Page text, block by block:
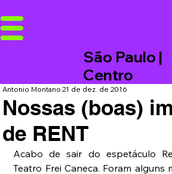
São Paulo |
Centro
Nossas (boas)
de RENT
Antonio Montano21 de dez. de 2016
Acabo de sair do espetáculo
Teatro Frei Caneca. Foram alguns